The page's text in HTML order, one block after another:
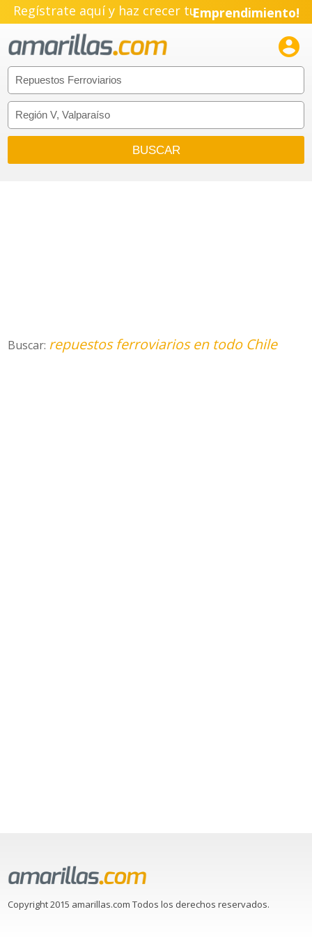
Regístrate aquí y haz crecer tuEmprendimiento!

Buscar: repuestos ferroviarios en todo Chile
Copyright 2015 amarillas.com Todos los derechos reservados.